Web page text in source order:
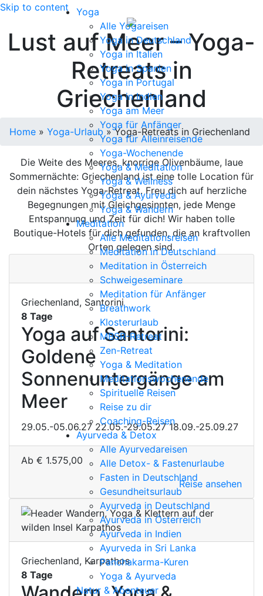
Skip to content
Yoga
Alle Yogareisen
Yoga in Deutschland
Yoga in Italien
Yoga in Spanien
Yoga in Portugal
Yoga in Indien
Yoga am Meer
Yoga für Anfänger
Yoga für Alleinreisende
Yoga-Wochenende
Yoga & Meditation
Yoga & Wellness
Yoga & Ayurveda
Yoga & Wandern
Meditation
Alle Meditationsreisen
Meditation in Deutschland
Meditation in Österreich
Schweigeseminare
Meditation für Anfänger
Breathwork
Klosterurlaub
MBSR-Retreat
Zen-Retreat
Yoga & Meditation
Meditationswochenende
Spirituelle Reisen
Reise zu dir
Coaching-Reisen
Ayurveda & Detox
Alle Ayurvedareisen
Alle Detox- & Fastenurlaube
Fasten in Deutschland
Gesundheitsurlaub
Ayurveda in Deutschland
Ayurveda in Österreich
Ayurveda in Indien
Ayurveda in Sri Lanka
Panchakarma-Kuren
Yoga & Ayurveda
Natur & Abenteuer
Lust auf Meer – Yoga-
Retreats in
Griechenland
Home » Yoga-Urlaub »Yoga-Retreats in Griechenland
Die Weite des Meeres, knorrige Olivenbäume, laue
Sommernächte: Griechenland ist eine tolle Location für
dein nächstes Yoga-Retreat. Freu dich auf herzliche
Begegnungen mit Gleichgesinnten, jede Menge
Entspannung und Zeit für dich! Wir haben tolle
Boutique-Hotels für dich gefunden, die an kraftvollen
Orten gelegen sind.
Griechenland, Santorini
8 Tage
Yoga auf Santorini:
Goldene
Sonnenuntergänge am
Meer
29.05.-05.06.27 22.05.-29.05.27 18.09.-25.09.27
Ab € 1.575,00
Reise ansehen
Griechenland, Karpathos
8 Tage